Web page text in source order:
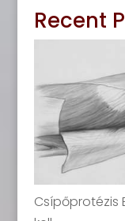
Recent
Csípőprotézis